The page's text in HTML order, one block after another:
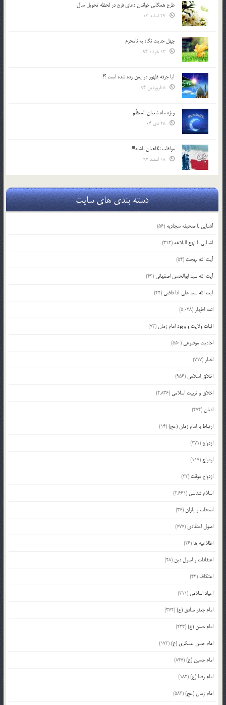
طرح همگانی خواندن دعای فرج در لحظه تحویل سال
چهل حدیث نگاه به نامحرم
آیا جرقه ظهور در یمن زده شده است ؟!
ویژه ماه شعبان المعظّم
مواظب نگاهتان باشید!!!
دسته بندی های سایت
آشنایی با صحیفه سجادیه (56)
آشنایی با نهج البلاغه (392)
آیت الله بهجت (54)
آیت الله سید ابوالحسن اصفهانی (43)
آیت الله سید علی آقا قاضی (42)
ائمه اطهار (5,038)
اثبات ولایت و وجود امام زمان(73)
احادیث موضوعی (550)
اخبار (717)
اخلاق اسلامی (956)
اخلاق و تربیت اسلامی (2,836)
ادیان(474)
ارتباط با امام زمان (عج)(14)
ازدواج (371)
ازدواج (117)
ازدواج موقت (32)
اسلام شناسی (2,661)
اصحاب و یاران(37)
اصول اعتقادی (777)
اطلاعیه ها (26)
اعتقادات و اصول دین (28)
اعتکاف (43)
اعیاد اسلامی (211)
امام جعفر صادق (ع)(372)
امام حسن (ع)(233)
امام حسن عسکری (ع)(172)
امام حسین (ع)(847)
امام رضا (ع)(182)
امام زمان (عج)(583)